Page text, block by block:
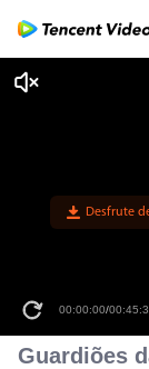
Desfrute
00:00:00/
Guardiões